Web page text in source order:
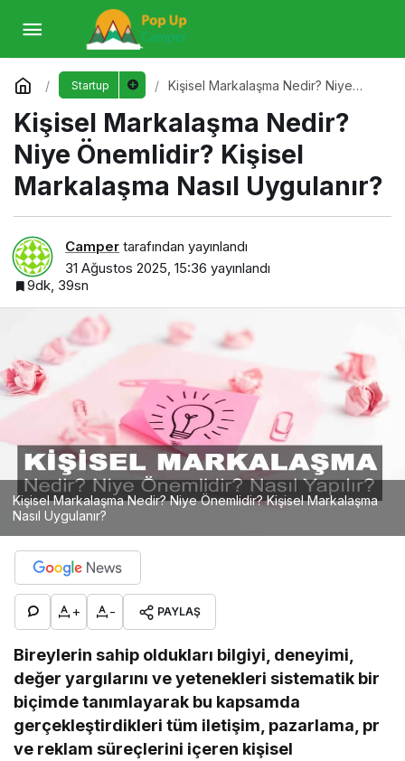
Startup
Kişisel Markalaşma Nedir? Niye
Uygulanır?
Kişisel Markalaşma Nedir?
Niye Önemlidir? Kişisel
Markalaşma Nasıl Uygulanır?
Camper tarafından yayınlandı
31 Ağustos 2025, 15:36 yayınlandı
9dk, 39sn
Kişisel Markalaşma Nedir? Niye Önemlidir? Kişisel Markalaşma
Nasıl Uygulanır?
+ - PAYLAŞ
Bireylerin sahip oldukları bilgiyi, deneyimi,
değer yargılarını ve yetenekleri sistematik bir
biçimde tanımlayarak bu kapsamda
gerçekleştirdikleri tüm iletişim, pazarlama, pr
ve reklam süreçlerini içeren kişisel
Kişisel Markalaşma Nedir? Niye Önemlidir?
Kişisel Markalaşma Nasıl Uygulanır?
Yorum Yap